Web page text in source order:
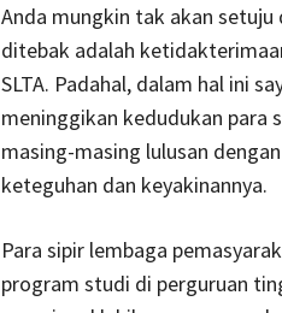
Anda mungkin tak akan setuju
ditebak adalah
SLTA. Padahal, dalam hal ini
meninggikan kedudukan para
masing-masing lulusan
keteguhan dan keyakinannya.
Para sipir lembaga
program studi di perguruan